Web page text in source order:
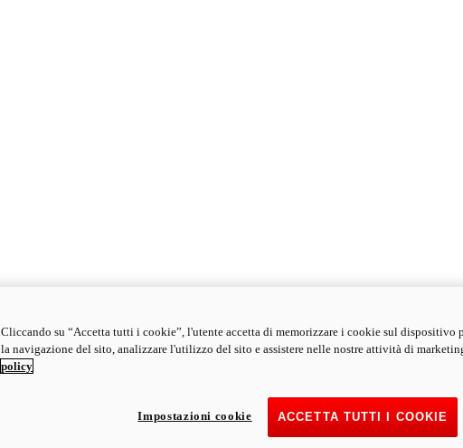
Cliccando su “Accetta tutti i cookie”, l'utente accetta di memorizzare i cookie sul dispositivo
la navigazione del sito, analizzare l'utilizzo del sito e assistere nelle nostre attività di
policy
ACCETTA TUTTI I COOKIE
Impostazioni cookie